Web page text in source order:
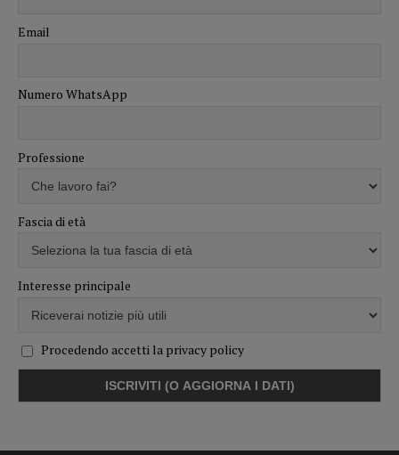
Email
Numero WhatsApp
Professione
Fascia di età
Interesse principale
Procedendo accetti la privacy policy